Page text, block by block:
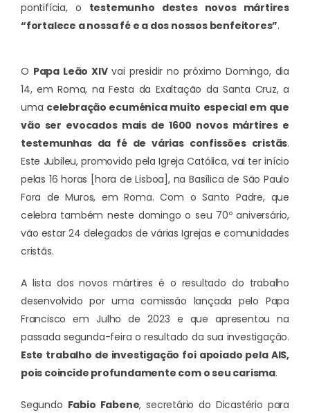
pontifícia, o testemunho destes novos mártires
“fortalece a nossa fé e a dos nossos benfeitores”.
O Papa Leão XIVvai presidir no próximo Domingo, dia
14, em Roma, na Festa da Exaltação da Santa Cruz, a
uma celebração ecuménica muito especial em que
vão ser evocados mais de 1600 novos mártires e
testemunhas da fé de várias confissões cristãs.
Este Jubileu, promovido pela Igreja Católica, vai ter início
pelas 16 horas [hora de Lisboa], na Basílica de São Paulo
Fora de Muros, em Roma. Com o Santo Padre, que
celebra também neste domingo o seu 70º aniversário,
vão estar 24 delegados de várias Igrejas e comunidades
cristãs.
A lista dos novos mártires é o resultado do trabalho
desenvolvido por uma comissão lançada pelo Papa
Francisco em Julho de 2023 e que apresentou na
passada segunda-feira o resultado da sua investigação.
Este trabalho de investigação foi apoiado pela AIS,
pois coincide profundamente com o seu carisma.
Segundo Fabio Fabene, secretário do Dicastério para